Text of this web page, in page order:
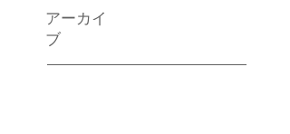
アーカイ
ブ